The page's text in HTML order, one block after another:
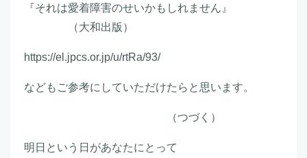
『それは愛着障害のせいかもしれません』
（大和出版）
https://el.jpcs.or.jp/u/rtRa/93/
などもご参考にしていただけたらと思います。
（つづく）
明日という日があなたにとって